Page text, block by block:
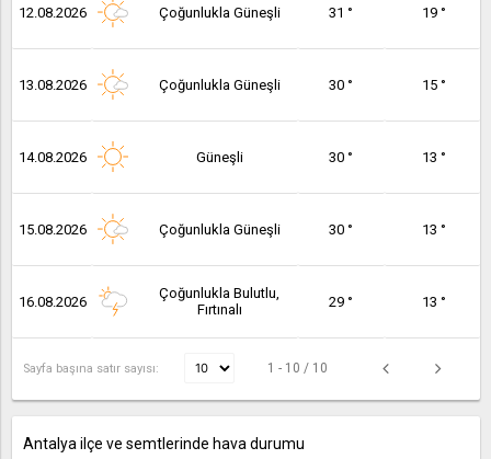
12.08.2026 Çoğunlukla Güneşli 31 ° 19 °
13.08.2026 Çoğunlukla Güneşli 30 ° 15 °
14.08.2026 Güneşli 30 ° 13 °
15.08.2026 Çoğunlukla Güneşli 30 ° 13 °
16.08.2026
Çoğunlukla Bulutlu,
Fırtınalı
29 ° 13 °
Sayfa başına satır sayısı: 1 - 10 / 10
Antalya ilçe ve semtlerinde hava durumu